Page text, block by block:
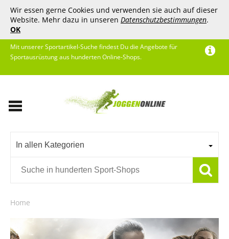
Wir essen gerne Cookies und verwenden sie auch auf dieser
Website. Mehr dazu in unseren Datenschutzbestimmungen.
OK
Mit unserer Sportartikel-Suche findest Du die Angebote für
Sportausrüstung aus hunderten Online-Shops.
In allen Kategorien
Home